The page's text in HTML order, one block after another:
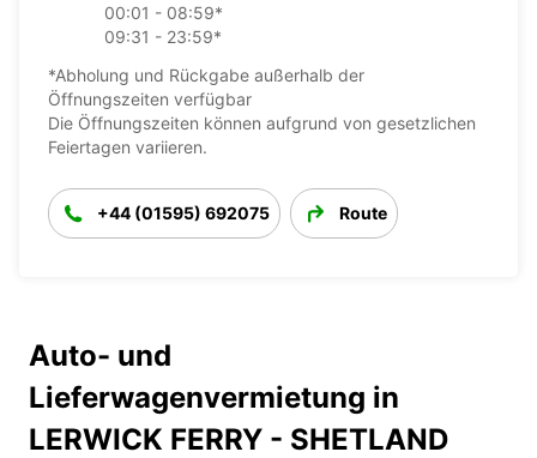
00:01 - 08:59*
09:31 - 23:59*
*Abholung und Rückgabe außerhalb der
Öffnungszeiten verfügbar
Die Öffnungszeiten können aufgrund von gesetzlichen
Feiertagen variieren.
+44 (01595) 692075 Route
Auto- und
Lieferwagenvermietung in
LERWICK FERRY - SHETLAND